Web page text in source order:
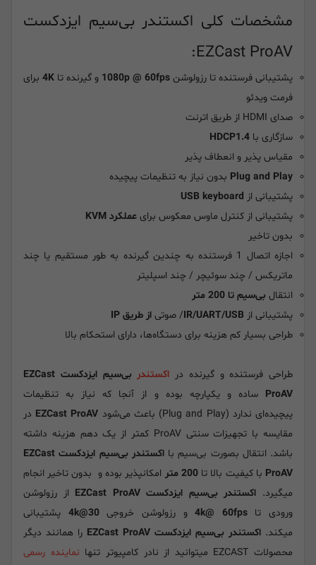
مشخصات کلی اکستندر بی‌سیم ایزدکست
EZCast ProAV:
پشتیبانی فرستنده تا رزولوشن 1080p @ 60fps و گیرنده تا 4K برای
فرمت ویدئو
صدای HDMI از طریق اترنت
سازگاری با HDCP1.4
مقیاس پذیر و انعطاف پذیر
Plug and Play بدون نیاز به تنظیمات پیچیده
پشتیبانی از USB keyboard
پشتیبانی از کنترل ماوس معکوس برای عملکرد KVM
بدون تاخیر
اجازه اتصال 1 فرستنده به چندین گیرنده به طور مستقیم یا چند
ماتریکس / چند سوئیچر / چند اسپلیتر
انتقال بی‌سیم تا 200 متر
پشتیبانی از IR/UART/USB/ صوتی از طریق IP
طراحی بسیار کم هزینه برای دستگاه‌ها، دارای استحکام بالا
طراحی فرستنده و گیرنده در اکستندر
بی‌سیم ایزدکست EZCast
ProAV ساده و یکپارچه بوده و از آنجا که نیاز به تنظیمات
پیچیده‌ای ندارد (Plug and Play) باعث می‌شود
EZCast ProAV در
مقایسه با تجهیزات سنتی ProAV کمتر از یک دهم هزینه داشته
باشد. انتقال بصورت بی‌سیم با
اکستندر بی‌سیم ایزدکست EZCast
ProAV با کیفیت بالا تا200 متر
امکانپذیر بوده و بدون تاخیر انجام
میگیرد. اکستندر بی‌سیم ایزدکست EZCast ProAV
از رزولوشن
ورودی تا4k@ 60fpsو رزولوشن خروجی4k@30 پشتیبانی
میکند. اکستندر بی‌سیم ایزدکست EZCast ProAV
را همانند دیگر
محصولات EZCAST میتوانید از نادر کامپیوتر تنها
نماینده رسمی